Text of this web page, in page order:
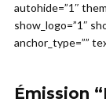
autohide=”1″
show_logo=”1″
anchor_type=””
Émission